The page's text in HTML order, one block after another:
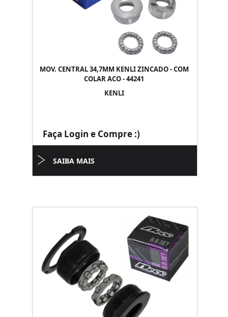
MOV. CENTRAL 34,7MM KENLI ZINCADO - COM
COLAR ACO - 44241
KENLI
Faça Login e Compre :)
SAIBA MAIS